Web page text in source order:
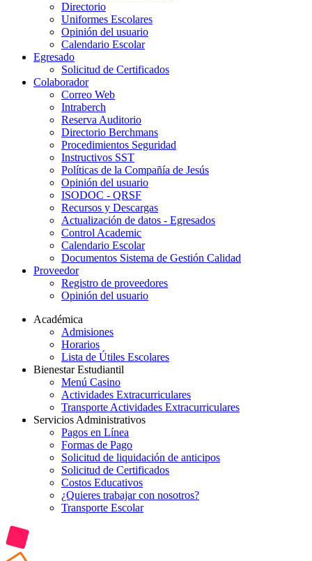
Directorio
Uniformes Escolares
Opinión del usuario
Calendario Escolar
Egresado
Solicitud de Certificados
Colaborador
Correo Web
Intraberch
Reserva Auditorio
Directorio Berchmans
Procedimientos Seguridad
Instructivos SST
Políticas de la Compañía de Jesús
Opinión del usuario
ISODOC - QRSF
Recursos y Descargas
Actualización de datos - Egresados
Control Academic
Calendario Escolar
Documentos Sistema de Gestión Calidad
Proveedor
Registro de proveedores
Opinión del usuario
Académica
Admisiones
Horarios
Lista de Útiles Escolares
Bienestar Estudiantil
Menú Casino
Actividades Extracurriculares
Transporte Actividades Extracurriculares
Servicios Administrativos
Pagos en Línea
Formas de Pago
Solicitud de liquidación de anticipos
Solicitud de Certificados
Costos Educativos
¿Quieres trabajar con nosotros?
Transporte Escolar